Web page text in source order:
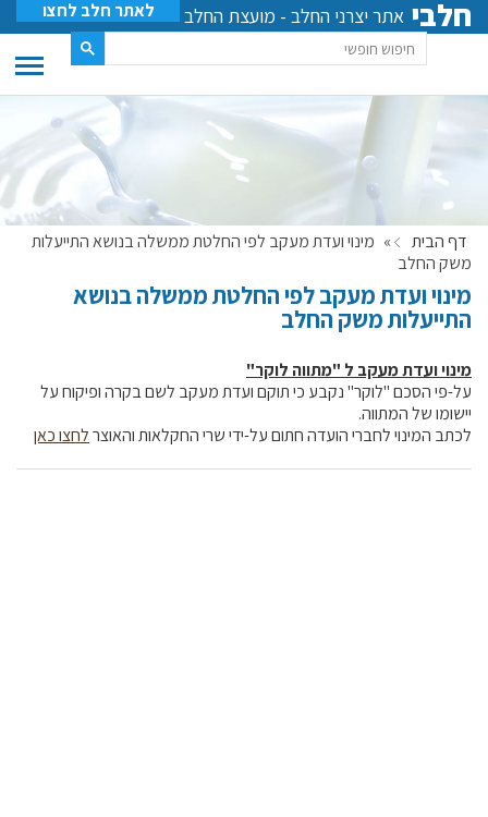
חלבי אתר יצרני החלב - מועצת החלב לאתר חלב לחצו
דף הבית » מינוי ועדת מעקב לפי החלטת ממשלה בנושא התייעלות
משק החלב
מינוי ועדת מעקב לפי החלטת ממשלה בנושא
התייעלות משק החלב
מינוי ועדת מעקב ל "מתווה לוקר"
על-פי הסכם "לוקר" נקבע כי תוקם ועדת מעקב לשם בקרה ופיקוח על
יישומו של המתווה.
לכתב המינוי לחברי הועדה חתום על-ידי שרי החקלאות והאוצרלחצו כאן